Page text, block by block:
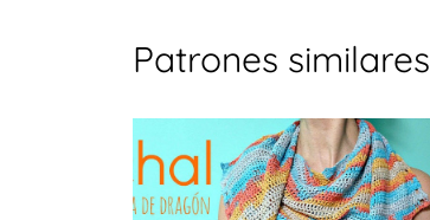
Patrones similares